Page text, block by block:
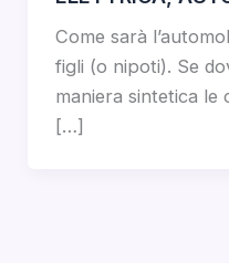
Come sarà
figli (o nipoti). Se
maniera sintetica le
[…]